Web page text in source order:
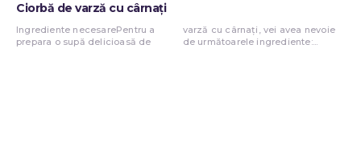
Ciorbă de varză cu cârnați
Ingrediente necesarePentru a
prepara o supă delicioasă de
varză cu cârnați, vei avea nevoie
de următoarele ingrediente:...